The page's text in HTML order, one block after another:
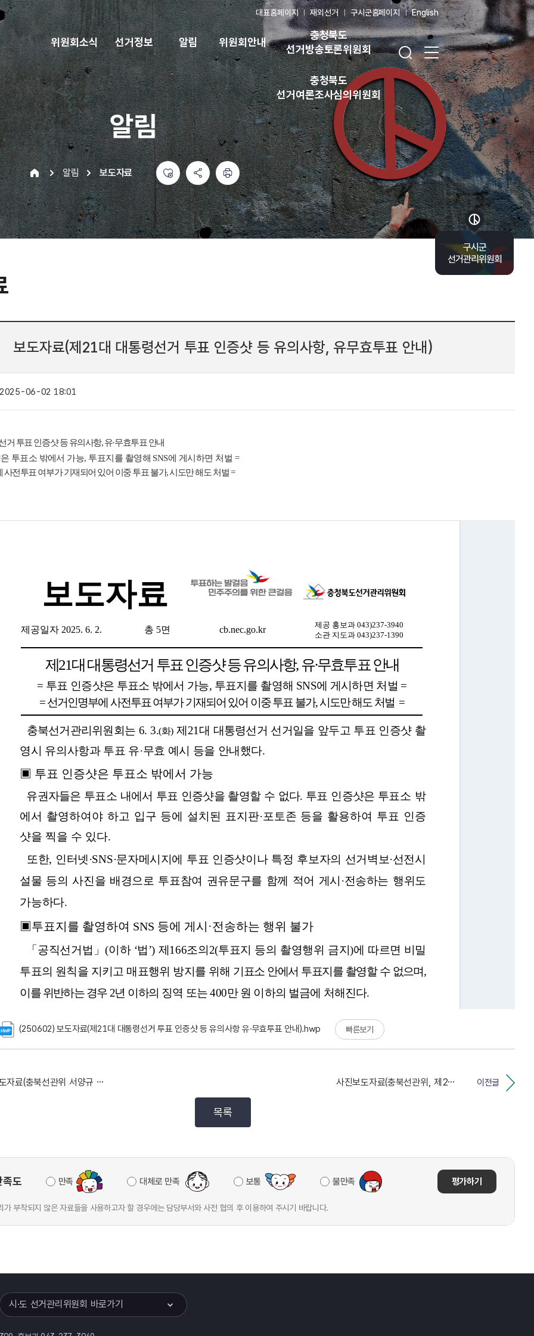
대표홈페이지 재외선거 구시군홈페이지 English
위원회소식 선거정보 알림 위원회안내
충청북도
선거방송토론위원회
충청북도
선거여론조사심의위원회
알림
알림 보도자료
보도자료(제21대 대통령선거 투표 인증샷 등 유의사항, 유무효투표 안내)
2025-06-02 18:01
거 투표 인증샷 등 유의사항,유·무효투표 안내
투표소 밖에서 가능, 투표지를 촬영해 SNS에 게시하면 처벌 =
사전투표 여부가 기재되어 있어 이중 투표 불가,시도만 해도 처벌=
(250602) 보도자료(제21대 대통령선거 투표 인증샷 등 유의사항 유·무효투표 안내).hwp 빠른보기
보도자료(충북선관위 서양규 상임위원, 조동진 사무처장 ... 이전글
사진보도자료(충북선관위, 제21대 대통령선거 개표준비에...
목록
족도 만족 대체로 만족 보통 불만족 평가하기
가 부착되지 않은 자료들을 사용하고자 할 경우에는 담당부서와 사전 협의 후 이용하여 주시기 바랍니다.
구시군
선거관리위원회
바로가기 목록 열기
시·도 선거관리위원회 바로가기